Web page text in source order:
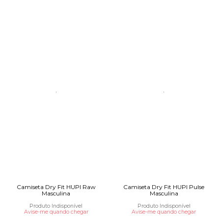
Camiseta Dry Fit HUPI Raw
Masculina
Produto Indisponível
Avise-me quando chegar
Camiseta Dry Fit HUPI Pulse
Masculina
Produto Indisponível
Avise-me quando chegar